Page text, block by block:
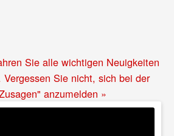
Sie alle wichtigen Neuigkeiten
Sie nicht, sich bei der
anzumelden »